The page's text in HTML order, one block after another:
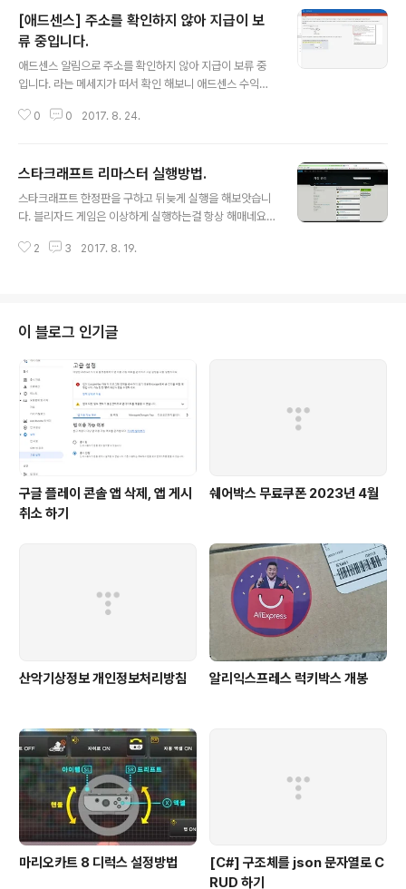
[애드센스] 주소를 확인하지 않아 지급이 보
류 중입니다.
애드센스 알림으로 주소를 확인하지 않아 지급이 보류 중
입니다. 라는 메세지가 떠서 확인 해보니 애드센스 수익이
설정을 할수도 있는데 기본적으로 10 $ 라고 한다. 이를위
다.
0 0 2017. 8. 24.
스타크래프트 리마스터 실행방법.
스타크래프트 한정판을 구하고 뒤늦게 실행을 해보앗습니
다. 블리자드 게임은 이상하게 실행하는걸 항상 해매네요;
인합니다. https://kr.battle.net/account/manageme
클라이언트가 다운로드됩니다. 아래는 해당 클라이언트 링
크 주소입니다. 위 과정을 거치기 귀찮으신 분들은 아래 링
크로 바로 다운하면 됩니다. https://www.battle.net/d
ownload/getInstallerForGame?os=win&locale=
koKR&version=LIVE&gamePr..
2 3 2017. 8. 19.
이 블로그 인기글
구글 플레이 콘솔 앱 삭제, 앱 게시
취소 하기
쉐어박스 무료쿠폰 2023년 4월
산악기상정보 개인정보처리방침 알리익스프레스 럭키박스 개봉
마리오카트 8 디럭스 설정방법
[C#] 구조체를 json 문자열로 C
RUD 하기